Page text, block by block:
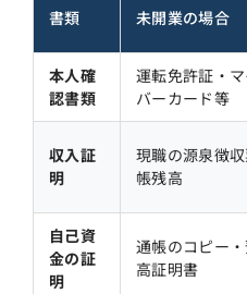
書類 未開業の場合
本人確
認書類
運転免許証・
バーカード等
収入証
明
現職の源泉徴
帳残高
自己資
金の証
明
通帳のコピー
高証明書